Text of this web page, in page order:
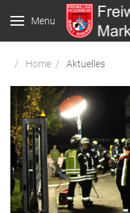
Menu
Home Aktuelles